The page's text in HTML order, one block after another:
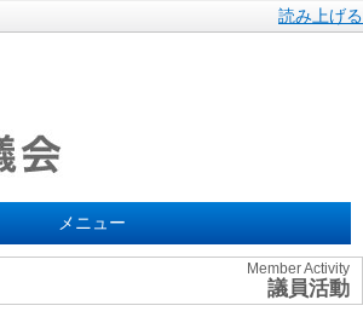
読み上げる
メニュー
Member Activity
議員活動